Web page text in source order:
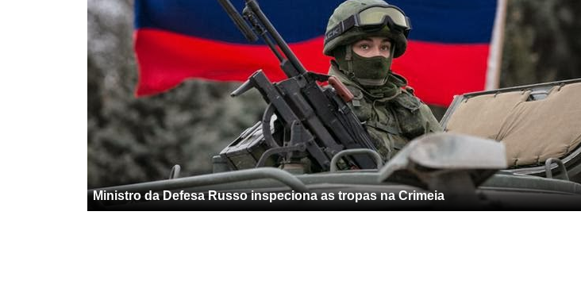
Ministro da Defesa Russo inspeciona as tropas na Crimeia